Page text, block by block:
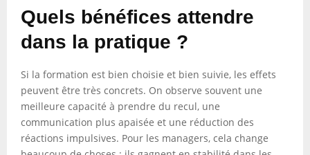
Quels bénéfices attendre
dans la pratique ?
Si la formation est bien choisie et bien suivie, les effets
peuvent être très concrets. On observe souvent une
meilleure capacité à prendre du recul, une
communication plus apaisée et une réduction des
réactions impulsives. Pour les managers, cela change